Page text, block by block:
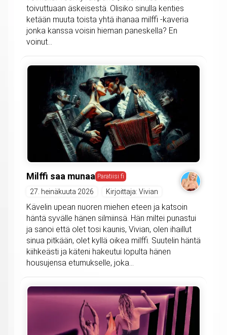
toivuttuaan äskeisestä. Olisiko sinulla kenties
ketään muuta toista yhtä ihanaa milffi -kaveria
jonka kanssa voisin hieman paneskella? En
voinut...
Milffi saa munaa Paratiisi fi
27. heinäkuuta 2026 Kirjoittaja: Vivian
Kävelin upean nuoren miehen eteen ja katsoin
häntä syvälle hänen silmiinsä. Hän miltei punastui
ja sanoi että olet tosi kaunis, Vivian, olen ihaillut
sinua pitkään, olet kyllä oikea milffi. Suutelin häntä
kiihkeästi ja käteni hakeutui lopulta hänen
housujensa etumukselle, joka...